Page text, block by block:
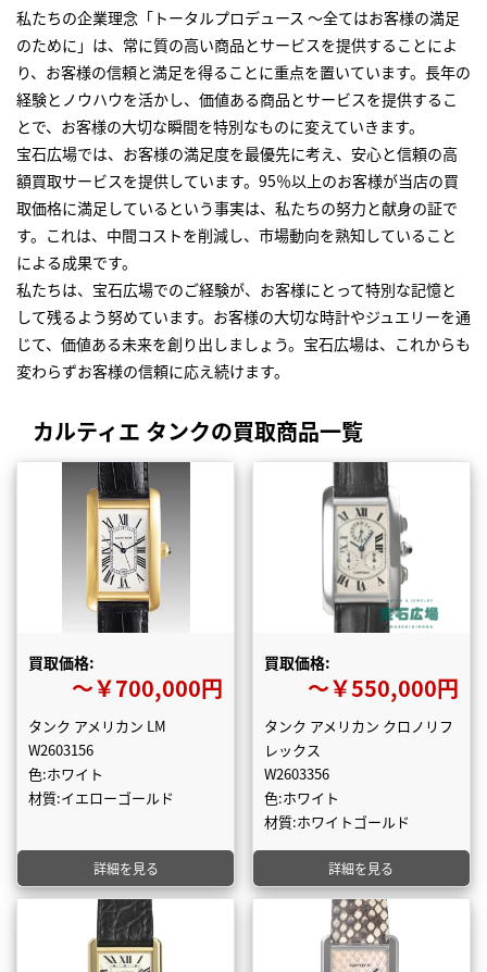
私たちの企業理念「トータルプロデュース ～全てはお客様の満足
のために」は、常に質の高い商品とサービスを提供することによ
り、お客様の信頼と満足を得ることに重点を置いています。長年の
経験とノウハウを活かし、価値ある商品とサービスを提供するこ
とで、お客様の大切な瞬間を特別なものに変えていきます。
宝石広場では、お客様の満足度を最優先に考え、安心と信頼の高
額買取サービスを提供しています。95％以上のお客様が当店の買
取価格に満足しているという事実は、私たちの努力と献身の証で
す。これは、中間コストを削減し、市場動向を熟知していること
による成果です。
私たちは、宝石広場でのご経験が、お客様にとって特別な記憶と
して残るよう努めています。お客様の大切な時計やジュエリーを通
じて、価値ある未来を創り出しましょう。宝石広場は、これからも
変わらずお客様の信頼に応え続けます。
カルティエ タンクの買取商品一覧
買取価格:
〜￥700,000円
タンク アメリカン LM
W2603156
色:ホワイト
材質:イエローゴールド
詳細を見る
買取価格:
〜￥550,000円
タンク アメリカン クロノリフ
レックス
W2603356
色:ホワイト
材質:ホワイトゴールド
詳細を見る